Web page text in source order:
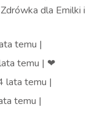
dla Emilki i
temu |
temu | ❤
lata temu |
temu |